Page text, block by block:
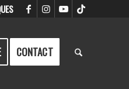
CONTACT